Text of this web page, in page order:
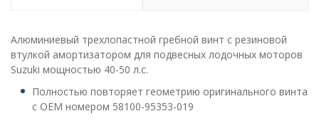
Алюминиевый трехлопастной гребной винт с резиновой
втулкой амортизатором для подвесных лодочных моторов
Suzuki мощностью 40-50 л.с.
Полностью повторяет геометрию оригинального винта
с OEM номером 58100-95353-019